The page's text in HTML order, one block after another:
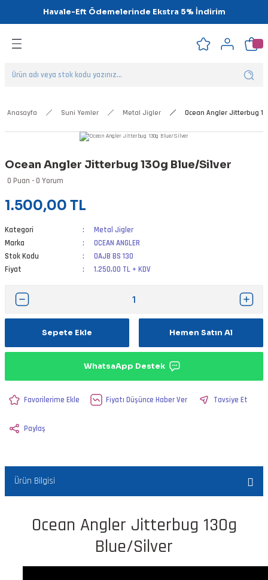
Havale-Eft Ödemelerinde Ekstra 5% İndirim
Geri Dön
Geri Dön
Geri Dön
Geri Dön
Geri Dön
Geri Dön
Anasayfa Suni Yemler Metal Jigler Ocean Angler Jitterbug
Ocean Angler Jitterbug 130g Blue/Silver
0 Puan - 0 Yorum
1.500,00 TL
Kategori
Metal Jigler
Marka
OCEAN ANGLER
Stok Kodu
OAJB BS 130
Fiyat
1.250,00 TL + KDV
Sepete Ekle Hemen Satın Al
WhatsaApp Destek
Fiyatı Düşünce Haber Ver Tavsiye Et
Paylaş
Ürün Bilgisi
Ocean Angler Jitterbug 130g
Blue/Silver